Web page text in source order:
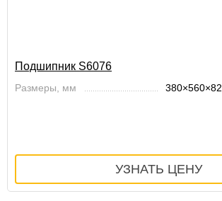
Подшипник S6076
Размеры, мм 380×560×82